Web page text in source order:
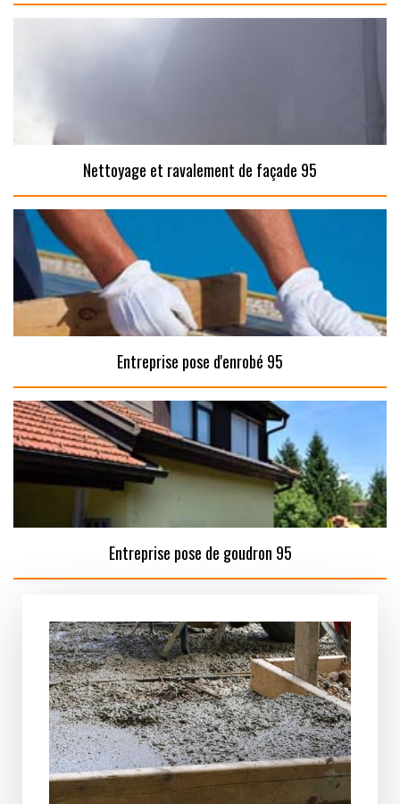
Nettoyage et ravalement de façade 95
Entreprise pose d'enrobé 95
Entreprise pose de goudron 95